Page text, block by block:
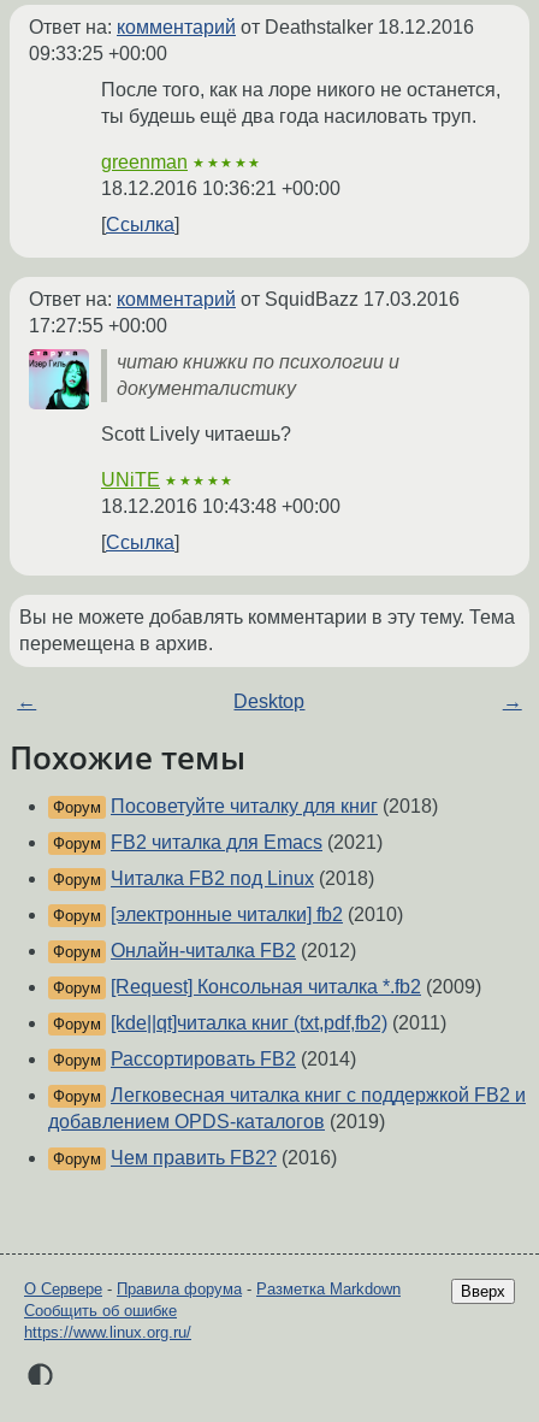
Ответ на: комментарий от Deathstalker 18.12.2016
09:33:25 +00:00
После того, как на лоре никого не останется,
ты будешь ещё два года насиловать труп.
greenman ★★★★★
18.12.2016 10:36:21 +00:00
Ссылка
Ответ на: комментарий от SquidBazz 17.03.2016
17:27:55 +00:00
читаю книжки по психологии и
документалистику
Scott Lively читаешь?
UNiTE ★★★★★
18.12.2016 10:43:48 +00:00
Ссылка
Вы не можете добавлять комментарии в эту тему. Тема
перемещена в архив.
← Desktop →
Похожие темы
Форум Посоветуйте читалку для книг (2018)
Форум FB2 читалка для Emacs (2021)
Форум Читалка FB2 под Linux (2018)
Форум [электронные читалки] fb2 (2010)
Форум Онлайн-читалка FB2 (2012)
Форум [Request] Консольная читалка *.fb2 (2009)
Форум [kde||qt]читалка книг (txt,pdf,fb2) (2011)
Форум Рассортировать FB2 (2014)
Форум Легковесная читалка книг с поддержкой FB2 и
добавлением OPDS-каталогов (2019)
Форум Чем править FB2? (2016)
Вверх
О Сервере - Правила форума- Разметка Markdown
Сообщить об ошибке
https://www.linux.org.ru/